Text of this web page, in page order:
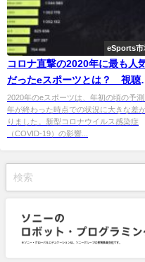
eSports市
コロナ直撃の2020年に最も人
だったeスポーツとは？ 視聴デ
ータを公開
2020年のeスポーツは、年初の頃の予測
年が終わった時点での状況に大きな差
りました。新型コロナウイルス感染症
（COVID-19）の影響...